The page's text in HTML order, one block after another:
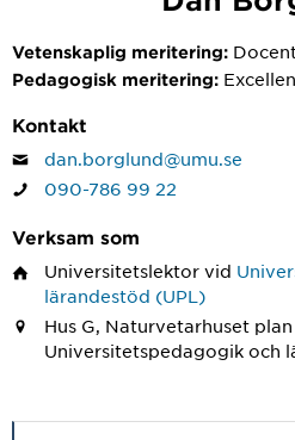
Vetenskaplig meritering:
Pedagogisk meritering:
Kontakt
dan.borglund@umu.se
090-786 99 22
Verksam som
Universitetslektor vid
lärandestöd (UPL)
Hus G, Naturvetarhuset
Universitetspedagogik och